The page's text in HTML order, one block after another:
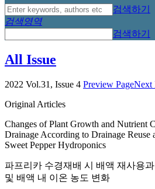
검색하기
검색영역
검색하기
All Issue
2022 Vol.31, Issue 4 Preview PageNext
Original Articles
Changes of Plant Growth and Nutrient
Drainage According to Drainage Reuse
Sweet Pepper Hydroponics
파프리카 수경재배 시 배액 재사용
및 배액 내 이온 농도 변화